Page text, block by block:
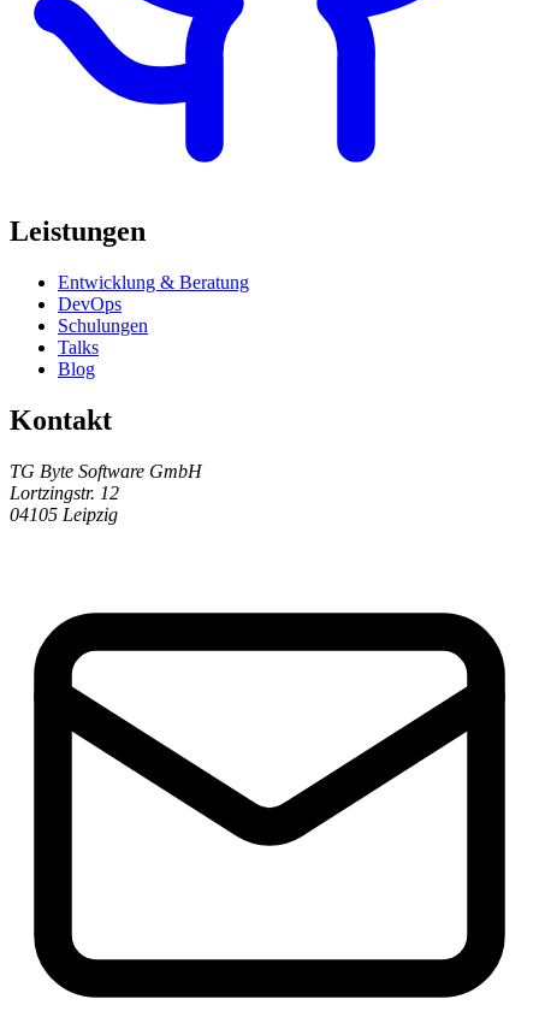
Leistungen
Entwicklung & Beratung
DevOps
Schulungen
Talks
Blog
Kontakt
TG Byte Software GmbH
Lortzingstr. 12
04105 Leipzig